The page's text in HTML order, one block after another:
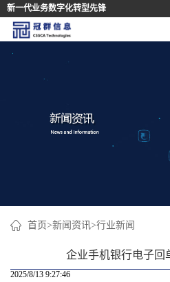
新一代业务数字化转型先锋
首
首页>新闻资讯>行业新闻
企业手机银行电子回
2025/8/13 9:27:46